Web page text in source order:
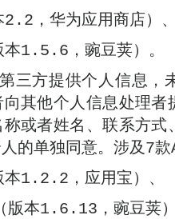
2.2，华为应用商店）
本1.5.6，豌豆荚）。
三方提供个人信息，
其他个人信息处理
或者姓名、联系方
的单独同意。涉及7
本1.2.2，应用宝）、
版本1.6.13，豌豆荚